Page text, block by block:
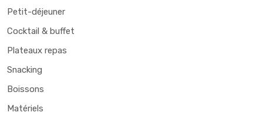
Petit-déjeuner
Cocktail & buffet
Plateaux repas
Snacking
Boissons
Matériels